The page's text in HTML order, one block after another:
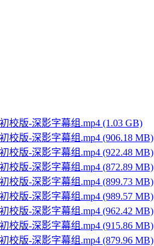
校版-深影字幕组.mp4 (1.03 GB)
校版-深影字幕组.mp4 (906.18 MB)
校版-深影字幕组.mp4 (922.48 MB)
校版-深影字幕组.mp4 (872.89 MB)
校版-深影字幕组.mp4 (899.73 MB)
校版-深影字幕组.mp4 (989.57 MB)
校版-深影字幕组.mp4 (962.42 MB)
校版-深影字幕组.mp4 (915.86 MB)
校版-深影字幕组.mp4 (879.96 MB)